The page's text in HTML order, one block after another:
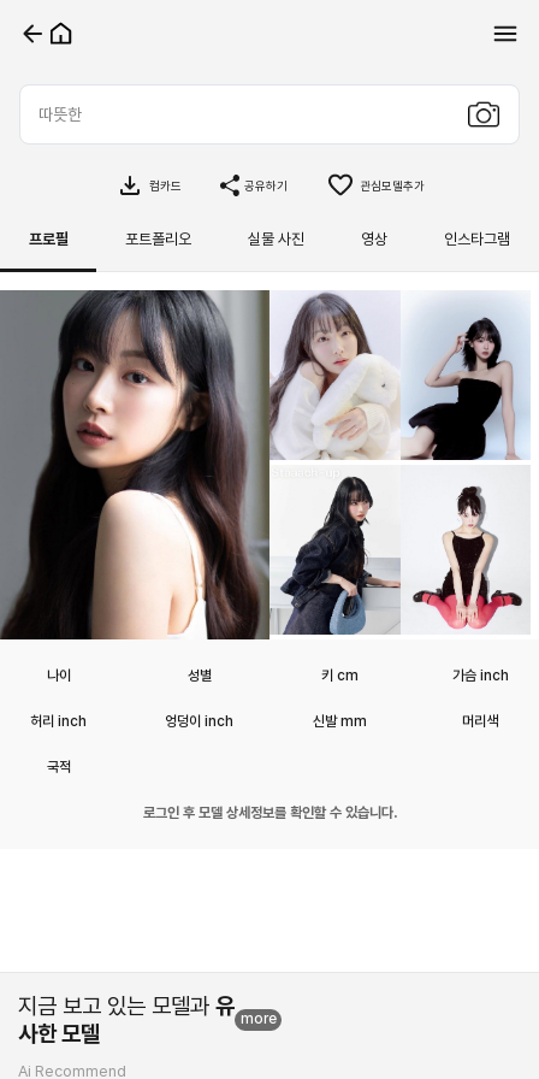
컴카드 공유하기 관심모델추가
프로필 포트폴리오 실물 사진 영상 인스타그램
나이 성별 키 cm 가슴 inch
허리 inch 엉덩이 inch 신발 mm 머리색
국적
로그인 후 모델 상세정보를 확인할 수 있습니다.
지금 보고 있는 모델과 유
사한 모델
more
Ai Recommend